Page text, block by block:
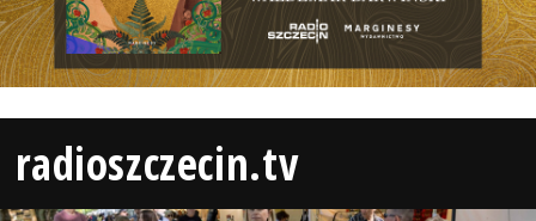
radioszczecin.tv